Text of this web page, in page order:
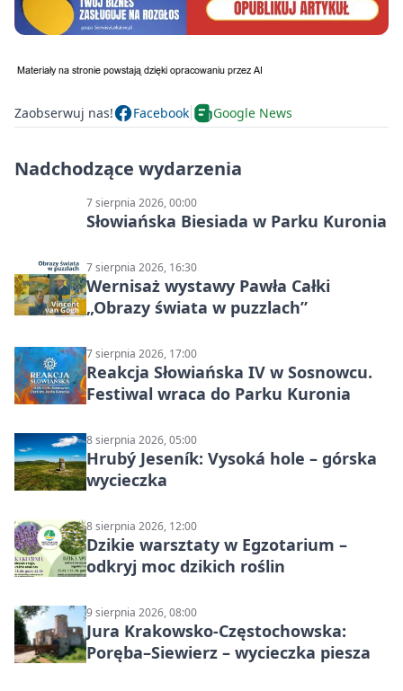
Zaobserwuj nas! Facebook Google News
Nadchodzące wydarzenia
7 sierpnia 2026, 00:00
Słowiańska Biesiada w Parku Kuronia
7 sierpnia 2026, 16:30
Wernisaż wystawy Pawła Całki
„Obrazy świata w puzzlach”
7 sierpnia 2026, 17:00
Reakcja Słowiańska IV w Sosnowcu.
Festiwal wraca do Parku Kuronia
8 sierpnia 2026, 05:00
Hrubý Jeseník: Vysoká hole – górska
wycieczka
8 sierpnia 2026, 12:00
Dzikie warsztaty w Egzotarium –
odkryj moc dzikich roślin
9 sierpnia 2026, 08:00
Jura Krakowsko-Częstochowska:
Poręba–Siewierz – wycieczka piesza